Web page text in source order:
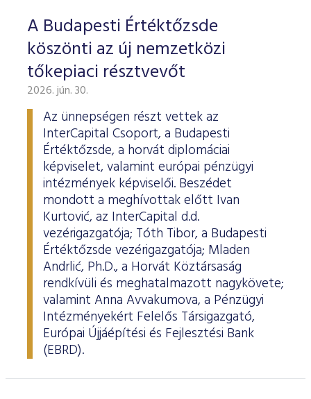
A Budapesti Értéktőzsde
köszönti az új nemzetközi
tőkepiaci résztvevőt
2026. jún. 30.
Az ünnepségen részt vettek az
InterCapital Csoport, a Budapesti
Értéktőzsde, a horvát diplomáciai
képviselet, valamint európai pénzügyi
intézmények képviselői. Beszédet
mondott a meghívottak előtt Ivan
Kurtović, az InterCapital d.d.
vezérigazgatója; Tóth Tibor, a Budapesti
Értéktőzsde vezérigazgatója; Mladen
Andrlić, Ph.D., a Horvát Köztársaság
rendkívüli és meghatalmazott nagykövete;
valamint Anna Avvakumova, a Pénzügyi
Intézményekért Felelős Társigazgató,
Európai Újjáépítési és Fejlesztési Bank
(EBRD).